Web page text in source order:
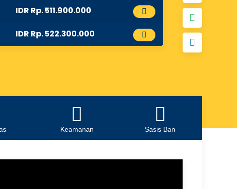
IDR Rp. 511.900.000
IDR Rp. 522.300.000
Keamanan Sasis Ban